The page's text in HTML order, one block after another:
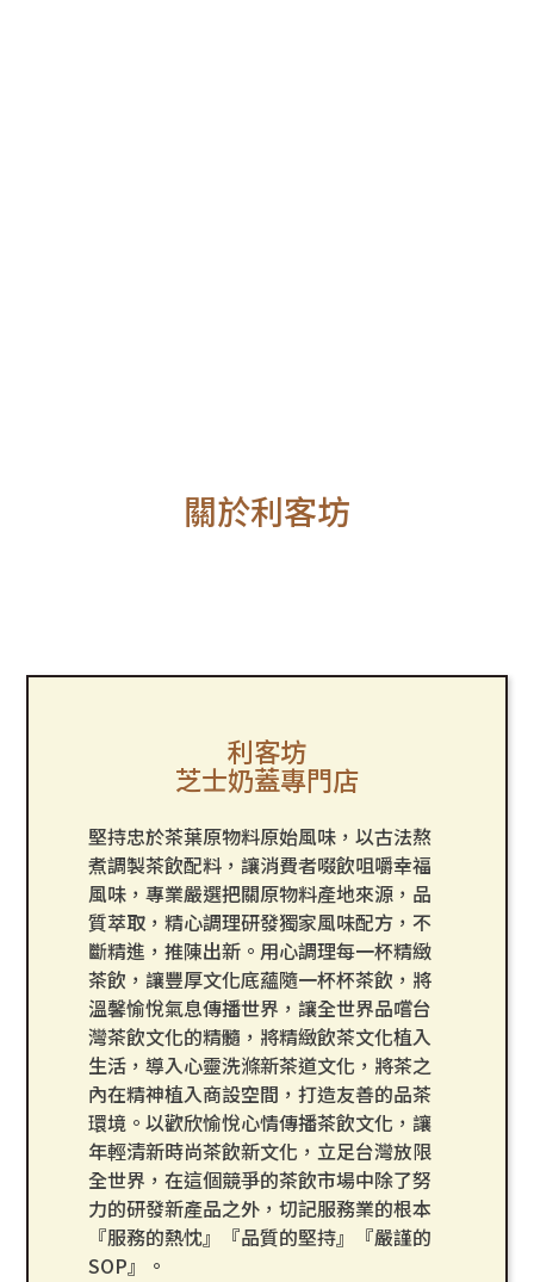
關於利客坊
利客坊
芝士奶蓋專門店
堅持忠於茶葉原物料原始風味，以古法熬
煮調製茶飲配料，讓消費者啜飲咀嚼幸福
風味，專業嚴選把關原物料產地來源，品
質萃取，精心調理研發獨家風味配方，不
斷精進，推陳出新。用心調理每一杯精緻
茶飲，讓豐厚文化底蘊隨一杯杯茶飲，將
溫馨愉悅氣息傳播世界，讓全世界品嚐台
灣茶飲文化的精髓，將精緻飲茶文化植入
生活，導入心靈洗滌新茶道文化，將茶之
內在精神植入商設空間，打造友善的品茶
環境。以歡欣愉悅心情傳播茶飲文化，讓
年輕清新時尚茶飲新文化，立足台灣放限
全世界，在這個競爭的茶飲市場中除了努
力的研發新產品之外，切記服務業的根本
『服務的熱忱』『品質的堅持』『嚴謹的
SOP』。